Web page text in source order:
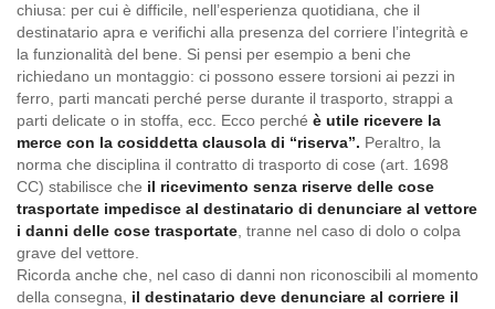
chiusa: per cui è difficile, nell’esperienza quotidiana, che il
destinatario apra e verifichi alla presenza del corriere l’integrità e
la funzionalità del bene. Si pensi per esempio a beni che
richiedano un montaggio: ci possono essere torsioni ai pezzi in
ferro, parti mancati perché perse durante il trasporto, strappi a
parti delicate o in stoffa, ecc. Ecco perché è utile ricevere la
merce con la cosiddetta clausola di “riserva”. Peraltro, la
norma che disciplina il contratto di trasporto di cose (art. 1698
CC) stabilisce che il ricevimento senza riserve delle cose
trasportate impedisce al destinatario di denunciare al vettore
i danni delle cose trasportate , tranne nel caso di dolo o colpa
grave del vettore.
Ricorda anche che, nel caso di danni non riconoscibili al momento
della consegna, il destinatario deve denunciare al corriere il